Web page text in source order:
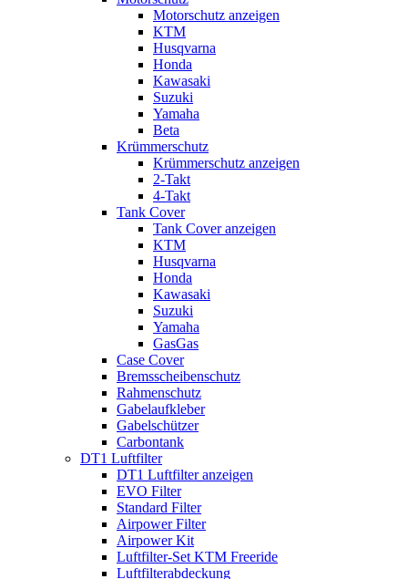
Motorschutz anzeigen
KTM
Husqvarna
Honda
Kawasaki
Suzuki
Yamaha
Beta
Krümmerschutz
Krümmerschutz anzeigen
2-Takt
4-Takt
Tank Cover
Tank Cover anzeigen
KTM
Husqvarna
Honda
Kawasaki
Suzuki
Yamaha
GasGas
Case Cover
Bremsscheibenschutz
Rahmenschutz
Gabelaufkleber
Gabelschützer
Carbontank
DT1 Luftfilter
DT1 Luftfilter anzeigen
EVO Filter
Standard Filter
Airpower Filter
Airpower Kit
Luftfilter-Set KTM Freeride
Luftfilterabdeckung